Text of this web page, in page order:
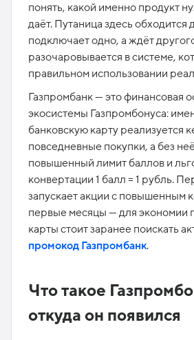
понять, какой именно продукт
даёт. Путаница здесь обходится
подключает одно, а ждёт
разочаровывается в системе,
правильном использовании
Газпромбанк — это финансовая
экосистемы Газпромбонуса:
банковскую карту реализуется
повседневные покупки, а без
повышенный лимит баллов и
конвертации 1 балл = 1 рубль.
запускает акции с повышенным
первые месяцы — для экономии
карты стоит заранее поискать
промокод Газпромбанк.
Что такое
откуда он появился